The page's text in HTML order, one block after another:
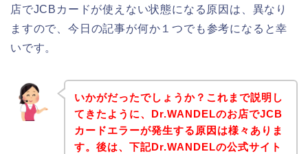
店でJCBカードが使えない状態になる原因は、異なり
ますので、今日の記事が何か１つでも参考になると幸
いです。
いかがだったでしょうか？これまで説明し
てきたように、Dr.WANDELのお店でJCB
カードエラーが発生する原因は様々ありま
す。後は、下記Dr.WANDELの公式サイト